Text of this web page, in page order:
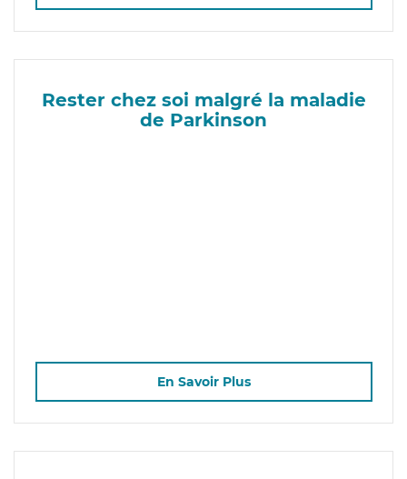
Rester chez soi malgré la maladie
de Parkinson
En Savoir Plus